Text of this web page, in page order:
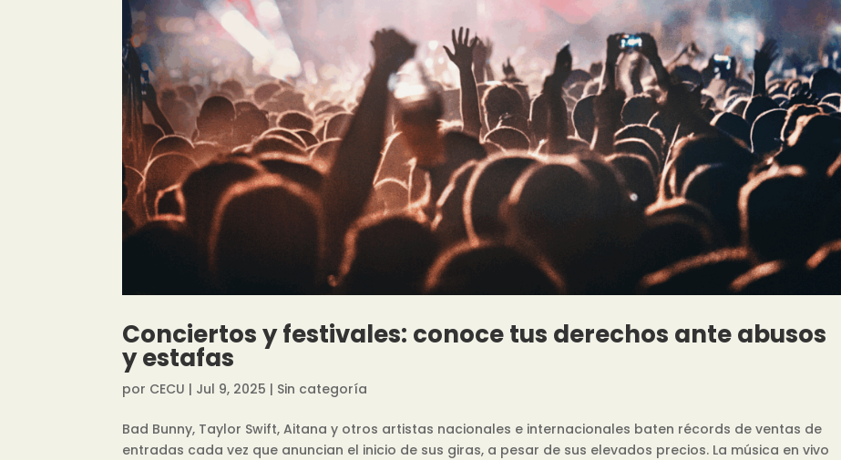
Conciertos y festivales: conoce tus derechos ante abusos
y estafas
por CECU | Jul 9, 2025 | Sin categoría
Bad Bunny, Taylor Swift, Aitana y otros artistas nacionales e internacionales baten récords de ventas de
entradas cada vez que anuncian el inicio de sus giras, a pesar de sus elevados precios. La música en vivo